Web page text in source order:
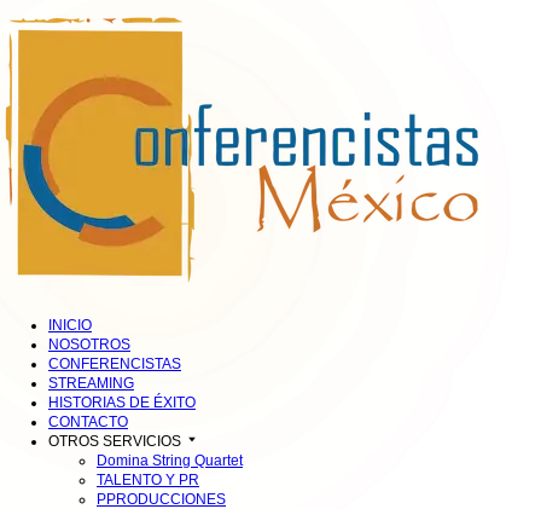
INICIO
NOSOTROS
CONFERENCISTAS
STREAMING
HISTORIAS DE ÉXITO
CONTACTO
OTROS SERVICIOS
Domina String Quartet
TALENTO Y PR
PPRODUCCIONES